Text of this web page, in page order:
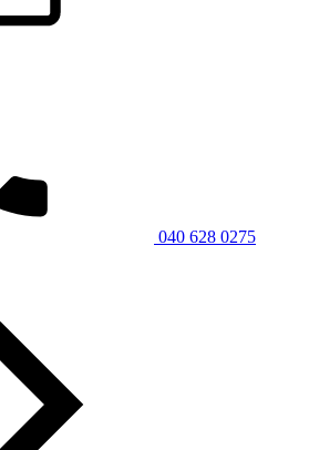
040 628 0275